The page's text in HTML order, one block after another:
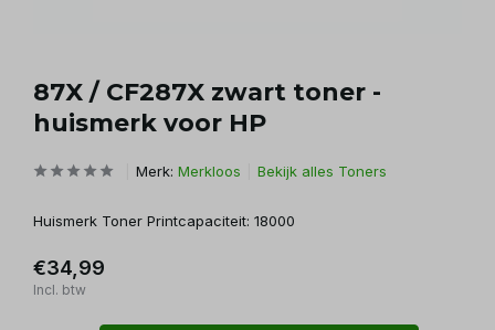
87X / CF287X zwart toner -
huismerk voor HP
Merk: Merkloos Bekijk alles Toners
Huismerk Toner Printcapaciteit: 18000
€34,99
Incl. btw